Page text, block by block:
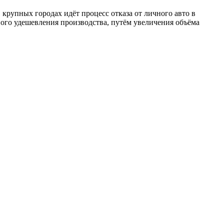
городах идёт процесс отказа от личного авто в
удешевления производства, путём увеличения объёма